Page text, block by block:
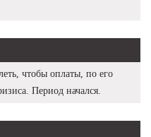
чтобы оплаты, по его
Период начался.